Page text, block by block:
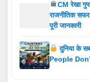
CM रेखा
राजनीतिक
पूरी जानकारी
दुनिया के
People